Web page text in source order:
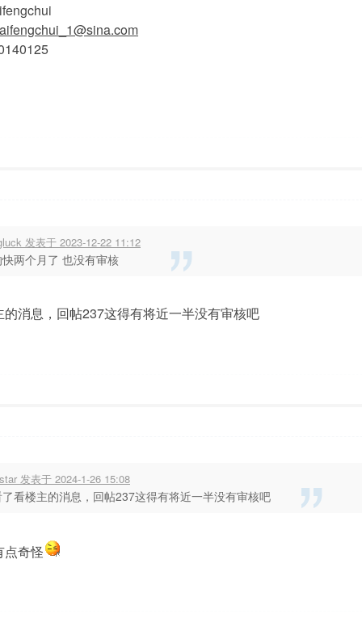
发表于 2023-12-22 11:12
两个月了 也没有审核
的消息，回帖237这得有将近一半没有审核吧
发表于 2024-1-26 15:08
看楼主的消息，回帖237这得有将近一半没有审核吧
点奇怪